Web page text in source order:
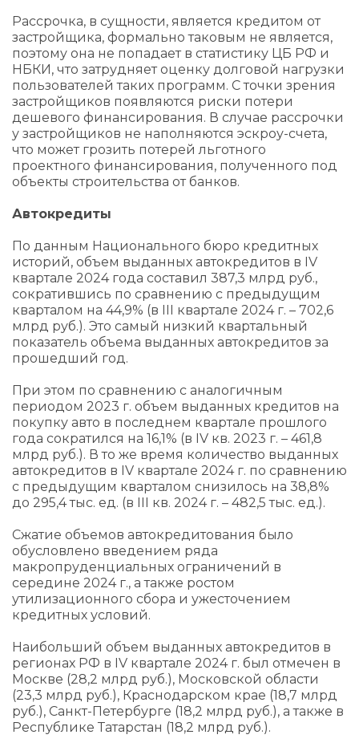
Рассрочка, в сущности, является кредитом от
застройщика, формально таковым не является,
поэтому она не попадает в статистику ЦБ РФ и
НБКИ, что затрудняет оценку долговой нагрузки
пользователей таких программ. С точки зрения
застройщиков появляются риски потери
дешевого финансирования. В случае рассрочки
у застройщиков не наполняются эскроу-счета,
что может грозить потерей льготного
проектного финансирования, полученного под
объекты строительства от банков.
Автокредиты
По данным Национального бюро кредитных
историй, объем выданных автокредитов в IV
квартале 2024 года составил 387,3 млрд руб.,
сократившись по сравнению с предыдущим
кварталом на 44,9% (в III квартале 2024 г. – 702,6
млрд руб.). Это самый низкий квартальный
показатель объема выданных автокредитов за
прошедший год.
При этом по сравнению с аналогичным
периодом 2023 г. объем выданных кредитов на
покупку авто в последнем квартале прошлого
года сократился на 16,1% (в IV кв. 2023 г. – 461,8
млрд руб.). В то же время количество выданных
автокредитов в IV квартале 2024 г. по сравнению
с предыдущим кварталом снизилось на 38,8%
до 295,4 тыс. ед. (в III кв. 2024 г. – 482,5 тыс. ед.).
Сжатие объемов автокредитования было
обусловлено введением ряда
макропруденциальных ограничений в
середине 2024 г., а также ростом
утилизационного сбора и ужесточением
кредитных условий.
Наибольший объем выданных автокредитов в
регионах РФ в IV квартале 2024 г. был отмечен в
Москве (28,2 млрд руб.), Московской области
(23,3 млрд руб.), Краснодарском крае (18,7 млрд
руб.), Санкт-Петербурге (18,2 млрд руб.), а также в
Республике Татарстан (18,2 млрд руб.).